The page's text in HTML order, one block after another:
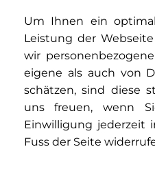
Um Ihnen ein
Leistung der
wir
eigene als auch von
schätzen, sind diese
uns freuen, wenn
Einwilligung jederzeit
Fuss der Seite